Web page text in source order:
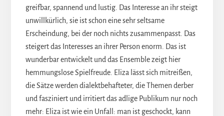
greifbar, spannend und lustig. Das Interesse an ihr steigt
unwillkürlich, sie ist schon eine sehr seltsame
Erscheindung, bei der noch nichts zusammenpasst. Das
steigert das Interesses an ihrer Person enorm. Das ist
wunderbar entwickelt und das Ensemble zeigt hier
hemmungslose Spielfreude. Eliza lässt sich mitreißen,
die Sätze werden dialektbehafteter, die Themen derber
und fasziniert und irritiert das adlige Publikum nur noch
mehr: Eliza ist wie ein Unfall: man ist geschockt, kann